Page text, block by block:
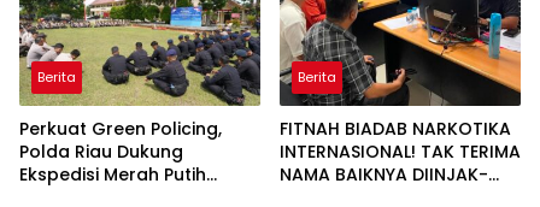
Berita
Perkuat Green Policing,
Polda Riau Dukung
Ekspedisi Merah Putih
Berita
FITNAH BIADAB NARKOTIKA
INTERNASIONAL! TAK TERIMA
NAMA BAIKNYA DIINJAK-